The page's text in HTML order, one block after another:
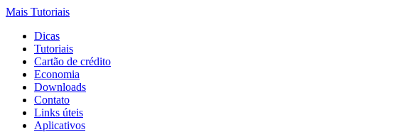
Mais Tutoriais
Dicas
Tutoriais
Cartão de crédito
Economia
Downloads
Contato
Links úteis
Aplicativos